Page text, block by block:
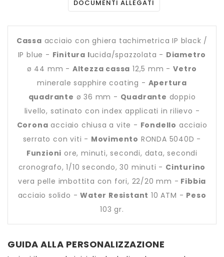
DOCUMENTI ALLEGATI
Cassa acciaio con ghiera tachimetrica IP black /
IP blue - Finitura lucida/spazzolata - Diametro
ø 44 mm - Altezza cassa 12,5 mm -Vetro
minerale sapphire coating - Apertura
quadrante ø 36 mm - Quadrante doppio
livello, satinato con index applicati in rilievo -
Corona acciaio chiusa a vite - Fondello acciaio
serrato con viti - Movimento RONDA 5040D -
Funzioni ore, minuti, secondi, data, secondi
cronografo, 1/10 secondo, 30 minuti - Cinturino
vera pelle imbottita con fori, 22/20 mm - Fibbia
acciaio solido -Water Resistant 10 ATM - Peso
103 gr.
GUIDA ALLA PERSONALIZZAZIONE